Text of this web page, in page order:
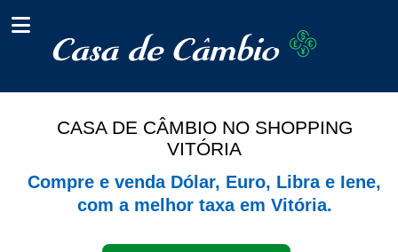
CASA DE CÂMBIO NO SHOPPING
VITÓRIA
Compre e venda Dólar, Euro, Libra e Iene,
com a melhor taxa em Vitória.